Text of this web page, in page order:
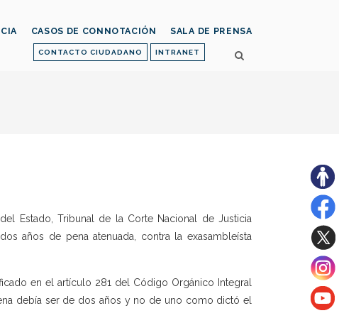
CONTACTO CIUDADANO INTRANET
CASOS DE CONNOTACIÓN SALA DE PRENSA
Estado, Tribunal de la Corte Nacional de Justicia
años de pena atenuada, contra la exasambleísta
en el artículo 281 del Código Orgánico Integral
debía ser de dos años y no de uno como dictó el